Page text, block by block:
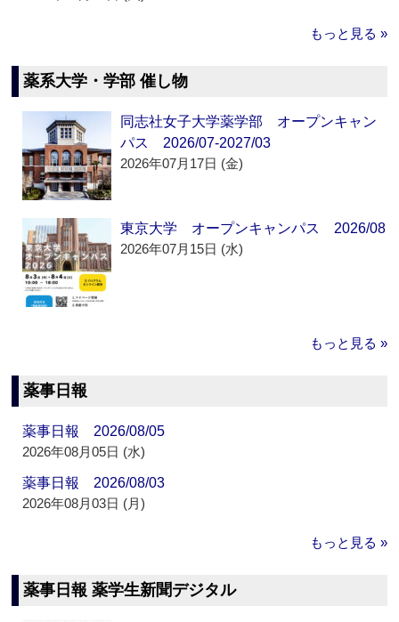
もっと見る »
薬系大学・学部 催し物
同志社女子大学薬学部 オープンキャン
パス 2026/07-2027/03
2026年07月17日 (金)
東京大学 オープンキャンパス 2026/08
2026年07月15日 (水)
もっと見る »
薬事日報
薬事日報 2026/08/05
2026年08月05日 (水)
薬事日報 2026/08/03
2026年08月03日 (月)
もっと見る »
薬事日報 薬学生新聞デジタル